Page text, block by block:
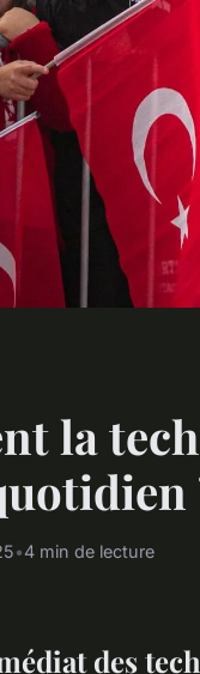
la
•4 min de lecture
des